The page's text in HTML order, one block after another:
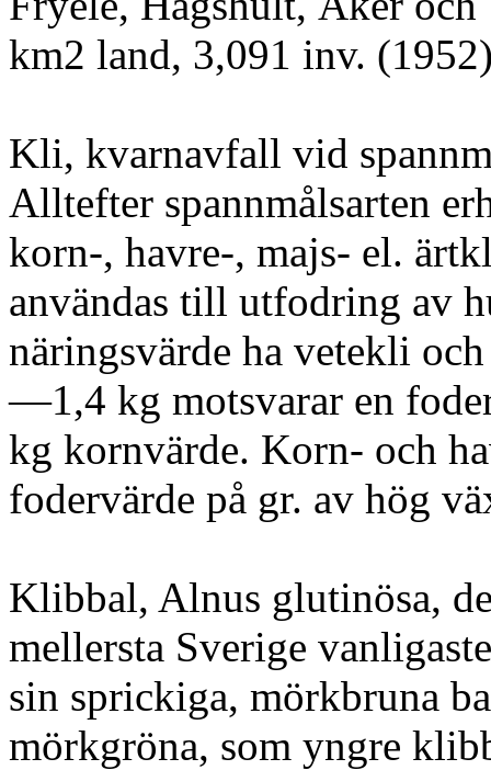
km2 land, 3,091 inv.
Kli, kvarnavfall vid
Alltefter spannmålsarten
korn-, havre-, majs- el.
användas till utfodring av
näringsvärde ha vetekli
—1,4 kg motsvarar en
kg kornvärde. Korn- och
fodervärde på gr. av hög
Klibbal, Alnus glutinösa,
mellersta Sverige
sin sprickiga, mörkbruna
mörkgröna, som yngre